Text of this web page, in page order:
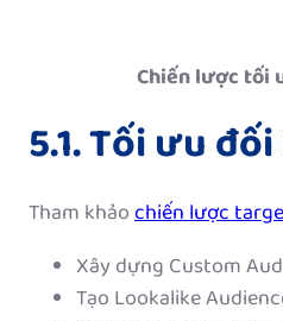
Chiến lược tối
5.1. Tối ưu
Tham khảochiến lược
Xây dựng Custom
Tạo Lookalike